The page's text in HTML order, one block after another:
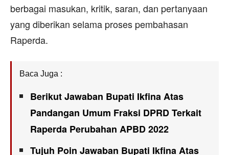
berbagai masukan, kritik, saran, dan pertanyaan
yang diberikan selama proses pembahasan
Raperda.
Baca Juga :
Berikut Jawaban Bupati Ikfina Atas
Pandangan Umum Fraksi DPRD Terkait
Raperda Perubahan APBD 2022
Tujuh Poin Jawaban Bupati Ikfina Atas